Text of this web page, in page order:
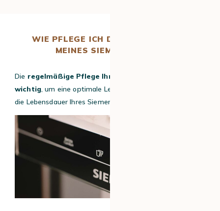
WIE PFLEGE ICH DIE KAFFEEMÜHLE
MEINES SIEMENS EQ700?
Die regelmäßige Pflege Ihrer Kaffeemühle ist
wichtig, um eine optimale Leistung zu gewährleisten und
die Lebensdauer Ihres Siemens EQ700 zu verlängern.